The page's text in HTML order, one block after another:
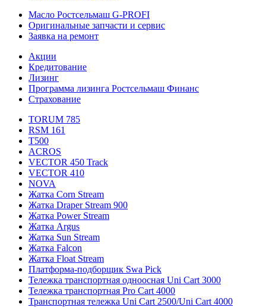
Масло Ростсельмаш G-PROFI
Оригинальные запчасти и сервис
Заявка на ремонт
Акции
Кредитование
Лизинг
Программа лизинга Ростсельмаш Финанс
Страхование
TORUM 785
RSM 161
T500
ACROS
VECTOR 450 Track
VECTOR 410
NOVA
Жатка Corn Stream
Жатка Draper Stream 900
Жатка Power Stream
Жатка Argus
Жатка Sun Stream
Жатка Falcon
Жатка Floаt Stream
Платформа-подборщик Swa Pick
Тележка транспортная одноосная Uni Cart 3000
Тележка транспортная Pro Cart 4000
Транспортная тележка Uni Cart 2500/Uni Cart 4000